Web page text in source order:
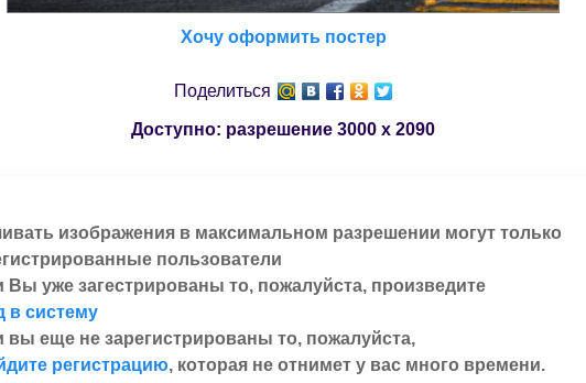
Хочу оформить постер
Поделиться
Доступно: разрешение 3000 x 2090
изображения в максимальном разрешении могут только
пользователи
Вы уже загестрированы то, пожалуйста, произведите
в систему
вы еще не зарегистрированы то, пожалуйста,
регистрацию, которая не отнимет у вас много времени.